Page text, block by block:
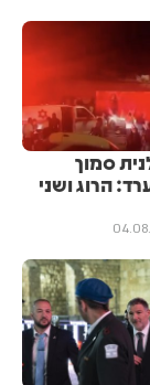
סמוך
הרוג ושני